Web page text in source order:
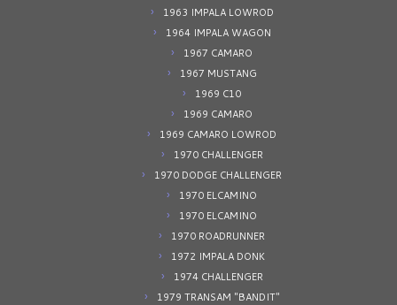
1963 IMPALA LOWROD
1964 IMPALA WAGON
1967 CAMARO
1967 MUSTANG
1969 C10
1969 CAMARO
1969 CAMARO LOWROD
1970 CHALLENGER
1970 DODGE CHALLENGER
1970 ELCAMINO
1970 ELCAMINO
1970 ROADRUNNER
1972 IMPALA DONK
1974 CHALLENGER
1979 TRANSAM "BANDIT"